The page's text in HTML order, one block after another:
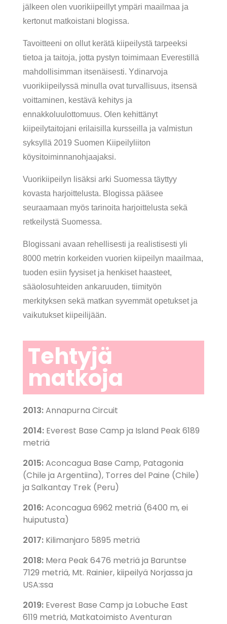
jälkeen olen vuorikiipeillyt ympäri maailmaa ja
kertonut matkoistani blogissa.
Tavoitteeni on ollut kerätä kiipeilystä tarpeeksi
tietoa ja taitoja, jotta pystyn toimimaan Everestillä
mahdollisimman itsenäisesti. Ydinarvoja
vuorikiipeilyssä minulla ovat turvallisuus, itsensä
voittaminen, kestävä kehitys ja
ennakkoluulottomuus. Olen kehittänyt
kiipeilytaitojani erilaisilla kursseilla ja valmistun
syksyllä 2019 Suomen Kiipeilyliiton
köysitoiminnanohjaajaksi.
Vuorikiipeilyn lisäksi arki Suomessa täyttyy
kovasta harjoittelusta. Blogissa pääsee
seuraamaan myös tarinoita harjoittelusta sekä
retkeilystä Suomessa.
Blogissani avaan rehellisesti ja realistisesti yli
8000 metrin korkeiden vuorien kiipeilyn maailmaa,
tuoden esiin fyysiset ja henkiset haasteet,
sääolosuhteiden ankaruuden, tiimityön
merkityksen sekä matkan syvemmät opetukset ja
vaikutukset kiipeilijään.
Tehtyjä
matkoja
2013:Annapurna Circuit
2014: Everest Base Camp ja Island Peak 6189
metriä
2015:Aconcagua Base Camp, Patagonia
(Chile ja Argentiina), Torres del Paine (Chile)
ja Salkantay Trek (Peru)
2016:Aconcagua 6962 metriä (6400 m, ei
huiputusta)
2017: Kilimanjaro 5895 metriä
2018: Mera Peak 6476 metriä ja Baruntse
7129 metriä, Mt. Rainier, kiipeilyä Norjassa ja
USA:ssa
2019: Everest Base Camp ja Lobuche East
6119 metriä, Matkatoimisto Aventuran